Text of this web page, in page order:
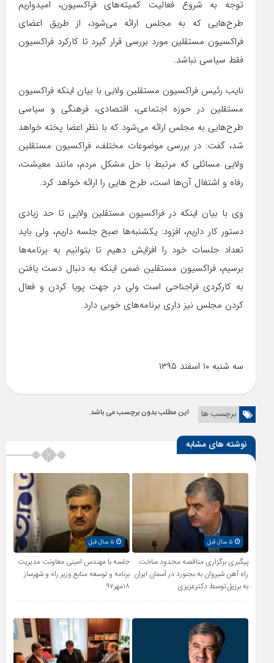
توجه به شروع فعالیت کمیته‌های فراکسیون، امیدواریم
طرح‌هایی که به مجلس ارائه می‌شود، از طریق اعضای
فراکسیون مستقلین مورد بررسی قرار گیرد تا کارکرد فراکسیون
فقط سیاسی نباشد.
نایب رئیس فراکسیون مستقلین ولایی با بیان اینکه فراکسیون
مستقلین در حوزه اجتماعی، اقتصادی، فرهنگی و سیاسی
طرح‌هایی به مجلس ارائه می‌شود که با نظر اعضا پخته خواهد
شد، گفت: در بررسی موضوعات مختلف، فراکسیون مستقلین
ولایی مسائلی که مرتبط با حل مشکل مردم، مانند معیشت،
رفاه و اشتغال آن‌ها است، طرح هایی را ارائه خواهد کرد.
وی با بیان اینکه در فراکسیون مستقلین ولایی تا حد زیادی
دستور کار داریم، افزود: یکشنبه‌ها صبح جلسه داریم، ولی باید
تعداد جلسات خود را افزایش دهیم تا بتوانیم به برنامه‌ها
برسیم، فراکسیون مستقلین ضمن اینکه به دنبال دست یافتن
به کارکردی فراجناحی است ولی در جهت پویا کردن و فعال
کردن مجلس نیز داری برنامه‌های خوبی دارد.
سه شنبه ۱۰ اسفند ۱۳۹۵
برچسب ها این مطلب بدون برچسب می باشد.
نوشته های مشابه
۵ سال قبل
پیگیری برگزاری مناقصه محدود ساخت
راه آهن شیروان به بجنورد در آسمان ایران
به برزیل توسط دکترعزیزی
۵ سال قبل
جلسه با مهندس امینی معاونت مدیریت
برنامه و توسعه منابع وزیر راه و شهرساز
۱۸مهر۹۷